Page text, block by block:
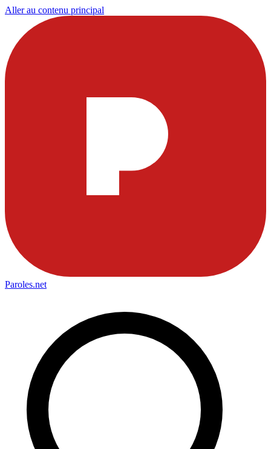
Aller au contenu principal
Paroles.net